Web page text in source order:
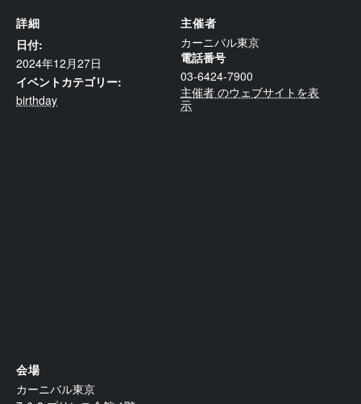
詳細
日付:
2024年12月27日
イベントカテゴリー:
birthday
主催者
カーニバル東京
電話番号
03-6424-7900
主催者 のウェブサイトを表
示
会場
カーニバル東京